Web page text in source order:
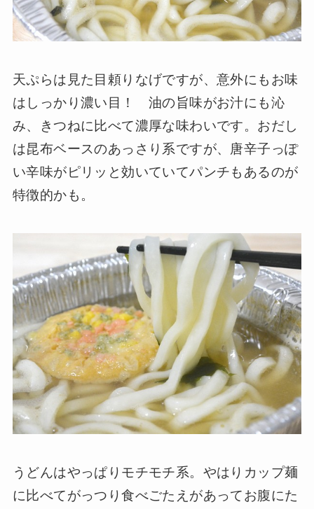
天ぷらは見た目頼りなげですが、意外にもお味
はしっかり濃い目！ 油の旨味がお汁にも沁
み、きつねに比べて濃厚な味わいです。おだし
は昆布ベースのあっさり系ですが、唐辛子っぽ
い辛味がピリッと効いていてパンチもあるのが
特徴的かも。
うどんはやっぱりモチモチ系。やはりカップ麺
に比べてがっつり食べごたえがあってお腹にた